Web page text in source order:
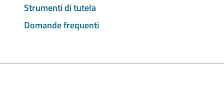
Strumenti di tutela
Domande frequenti